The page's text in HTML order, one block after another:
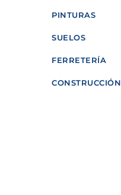
PINTURAS
SUELOS
FERRETERÍA
CONSTRUCCIÓN